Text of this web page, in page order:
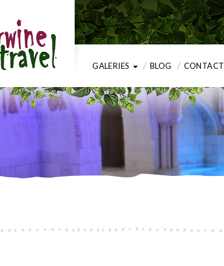
GALERIES BLOG CONTACT